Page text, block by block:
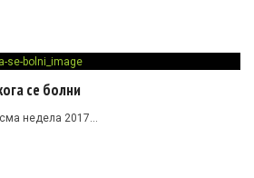
се болни
недела 2017…